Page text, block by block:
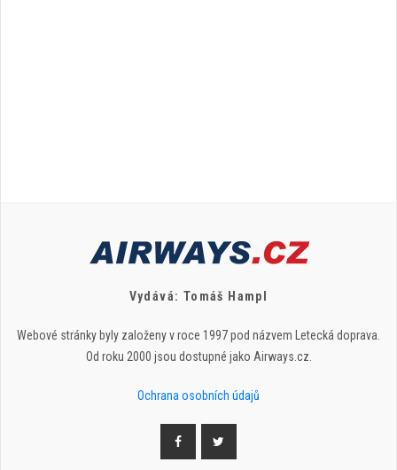
Vydává: Tomáš Hampl
Webové stránky byly založeny v roce 1997 pod názvem Letecká doprava.
Od roku 2000 jsou dostupné jako Airways.cz.
Ochrana osobních údajů